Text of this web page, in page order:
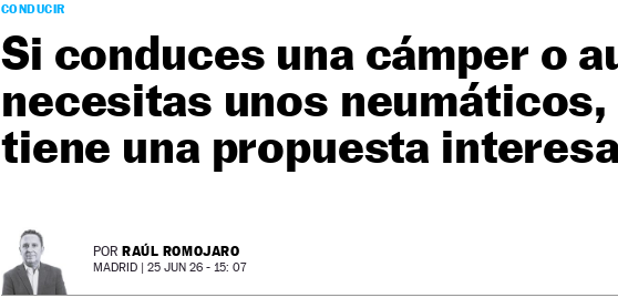
CONDUCIR
Si conduces una cámper o
necesitas unos
tiene una propuesta
POR RAÚL ROMOJARO
MADRID | 25 JUN 26 - 15: 07